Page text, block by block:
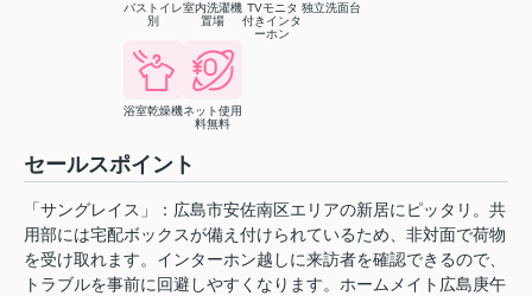
バストイレ
別
室内洗濯機
置場
TVモニタ
付きインタ
ーホン
独立洗面台
浴室乾燥機ネット使用
料無料
セールスポイント
「サングレイス」：広島市安佐南区エリアの新居にピッタリ。共
用部には宅配ボックスが備え付けられているため、非対面で荷物
を受け取れます。インターホン越しに来訪者を確認できるので、
トラブルを事前に回避しやすくなります。ホームメイト広島庚午